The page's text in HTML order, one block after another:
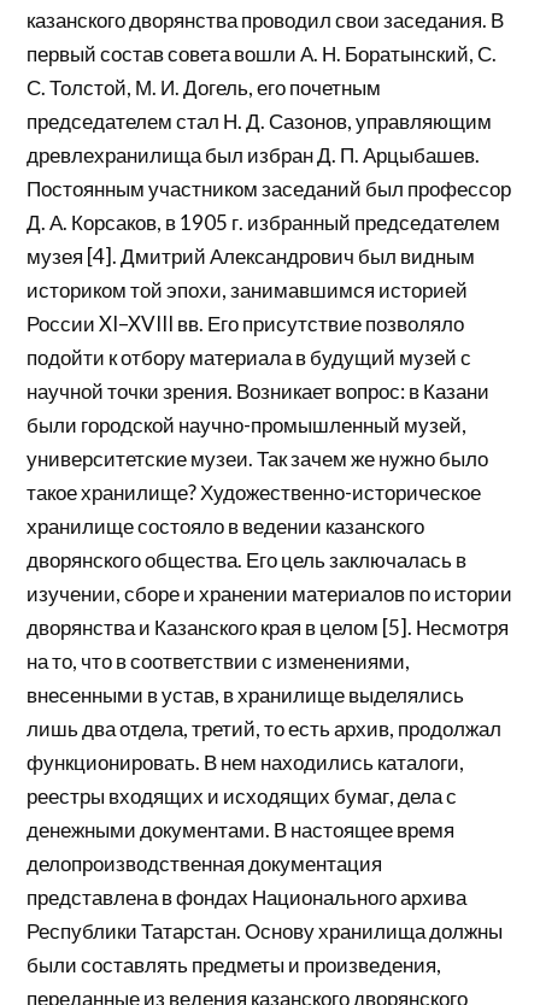
казанского дворянства проводил свои заседания. В
первый состав совета вошли А. Н. Боратынский, С.
С. Толстой, М. И. Догель, его почетным
председателем стал Н. Д. Сазонов, управляющим
древлехранилища был избран Д. П. Арцыбашев.
Постоянным участником заседаний был профессор
Д. А. Корсаков, в 1905 г. избранный председателем
музея [4]. Дмитрий Александрович был видным
историком той эпохи, занимавшимся историей
России XI–XVIII вв. Его присутствие позволяло
подойти к отбору материала в будущий музей с
научной точки зрения. Возникает вопрос: в Казани
были городской научно-промышленный музей,
университетские музеи. Так зачем же нужно было
такое хранилище? Художественно-историческое
хранилище состояло в ведении казанского
дворянского общества. Его цель заключалась в
изучении, сборе и хранении материалов по истории
дворянства и Казанского края в целом [5]. Несмотря
на то, что в соответствии с изменениями,
внесенными в устав, в хранилище выделялись
лишь два отдела, третий, то есть архив, продолжал
функционировать. В нем находились каталоги,
реестры входящих и исходящих бумаг, дела с
денежными документами. В настоящее время
делопроизводственная документация
представлена в фондах Национального архива
Республики Татарстан. Основу хранилища должны
были составлять предметы и произведения,
переданные из ведения казанского дворянского